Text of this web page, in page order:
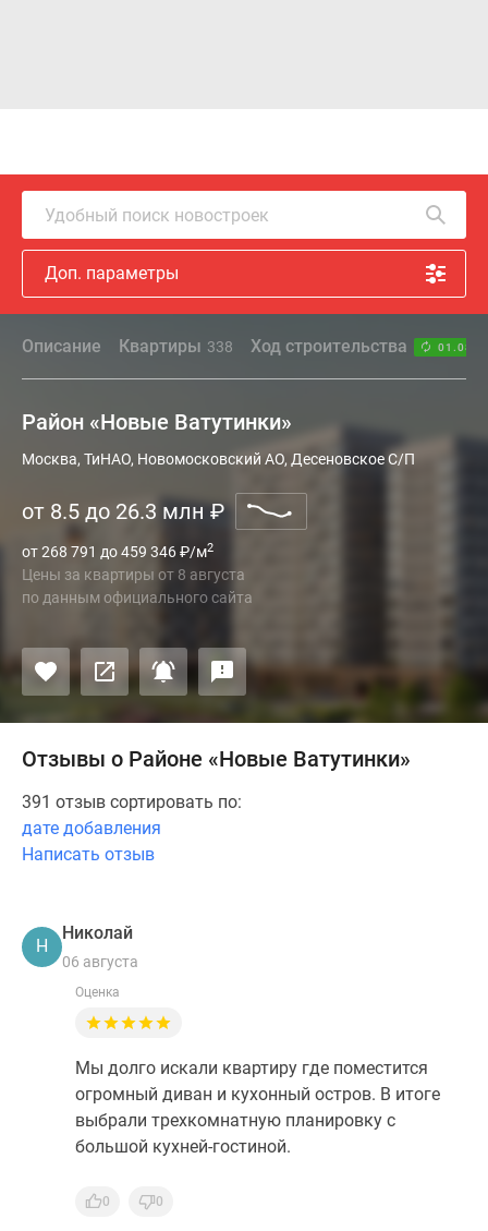
Удобный поиск новостроек
Доп. параметры
Описание Квартиры 338 Ход строительства
Район «Новые Ватутинки»
Москва, ТиНАО, Новомосковский АО, Десеновское С/П
от 8.5 до 26.3 млн ₽
от 268 791 до 459 346₽/м2
Цены за квартиры от 8 августа
по данным официального сайта
Отзывы о Районе «Новые Ватутинки»
391 отзыв сортировать по:
дате добавления
Написать отзыв
Н
Николай
06 августа
Оценка
Мы долго искали квартиру где поместится
огромный диван и кухонный остров. В итоге
выбрали трехкомнатную планировку с
большой кухней-гостиной.
0 0